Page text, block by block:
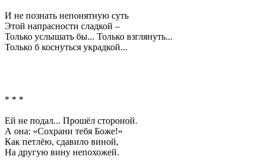
И не познать непонятную суть
Этой напрасности сладкой –
Только услышать бы... Только взглянуть...
Только б коснуться украдкой...
* * *
Ей не подал... Прошёл стороной.
А она: «Сохрани тебя Боже!»
Как петлёю, сдавило виной,
На другую вину непохожей.